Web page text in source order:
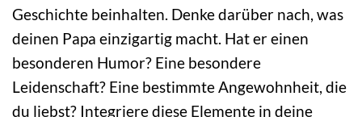
Geschichte beinhalten. Denke darüber nach, was
deinen Papa einzigartig macht. Hat er einen
besonderen Humor? Eine besondere
Leidenschaft? Eine bestimmte Angewohnheit, die
du liebst? Integriere diese Elemente in deine